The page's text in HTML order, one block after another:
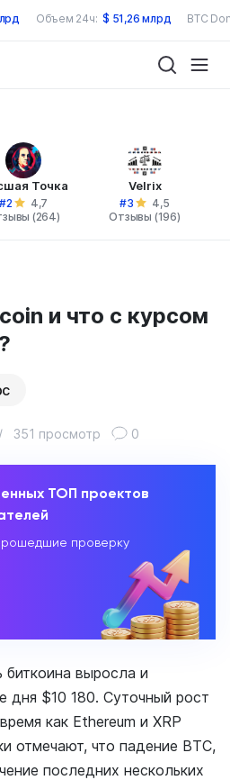
Объем 24ч: $ 51,26 млрд BTC
Точка
#2
4,7
(264)
Velrix
#3
4,5
Отзывы (196)
и что с курсом
/ 351 просмотр 0
ТОП проектов
проверку
биткоина выросла и
дня $10 180. Суточный рост
как Ethereum и XRP
отмечают, что падение BTC,
последних нескольких